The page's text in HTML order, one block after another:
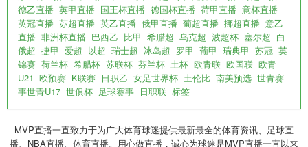
德乙直播 英甲直播 国王杯直播 德国杯直播 荷甲直播 意杯直播
英冠直播 苏超直播 英乙直播 俄甲直播 葡超直播 挪超直播 意乙
直播 非洲杯直播 巴西乙 比甲 希腊超 乌克超 波超杯 塞尔超 白
俄超 捷甲 爱超 以超 瑞士超 冰岛超 罗甲 葡甲 瑞典甲 苏冠 英
锦赛 荷兰杯 希腊杯 苏联杯 芬兰杯 土杯 欧青联 欧国联 欧青
U21 欧预赛 K联赛 日职乙 女足世界杯 土伦比 南美预选 世青赛
事世青U17 世俱杯 足球赛事 日职联 标签
MVP直播一直致力于为广大体育球迷提供最新最全的体育资讯、足球直
播、NBA直播、体育直播。用心做直播，诚心为球迷是MVP直播一直以来